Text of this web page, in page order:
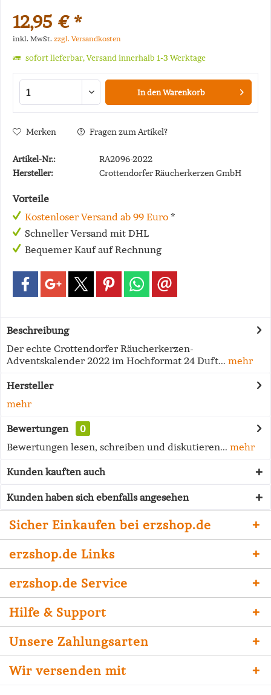
12,95 € *
inkl. MwSt. zzgl. Versandkosten
sofort lieferbar, Versand innerhalb 1-3 Werktage
In denWarenkorb
Merken Fragen zum Artikel?
Artikel-Nr.:
RA2096-2022
Hersteller:
Crottendorfer Räucherkerzen GmbH
Vorteile
Kostenloser Versand ab 99 Euro *
Schneller Versand mit DHL
Bequemer Kauf auf Rechnung
Beschreibung
Der echte Crottendorfer Räucherkerzen-
Adventskalender 2022 im Hochformat 24 Duft... mehr
Hersteller
mehr
Bewertungen
0
Bewertungen lesen, schreiben und diskutieren... mehr
Kunden kauften auch
Kunden haben sich ebenfalls angesehen
Sicher Einkaufen bei erzshop.de
erzshop.de Links
erzshop.de Service
Hilfe & Support
Unsere Zahlungsarten
Wir versenden mit